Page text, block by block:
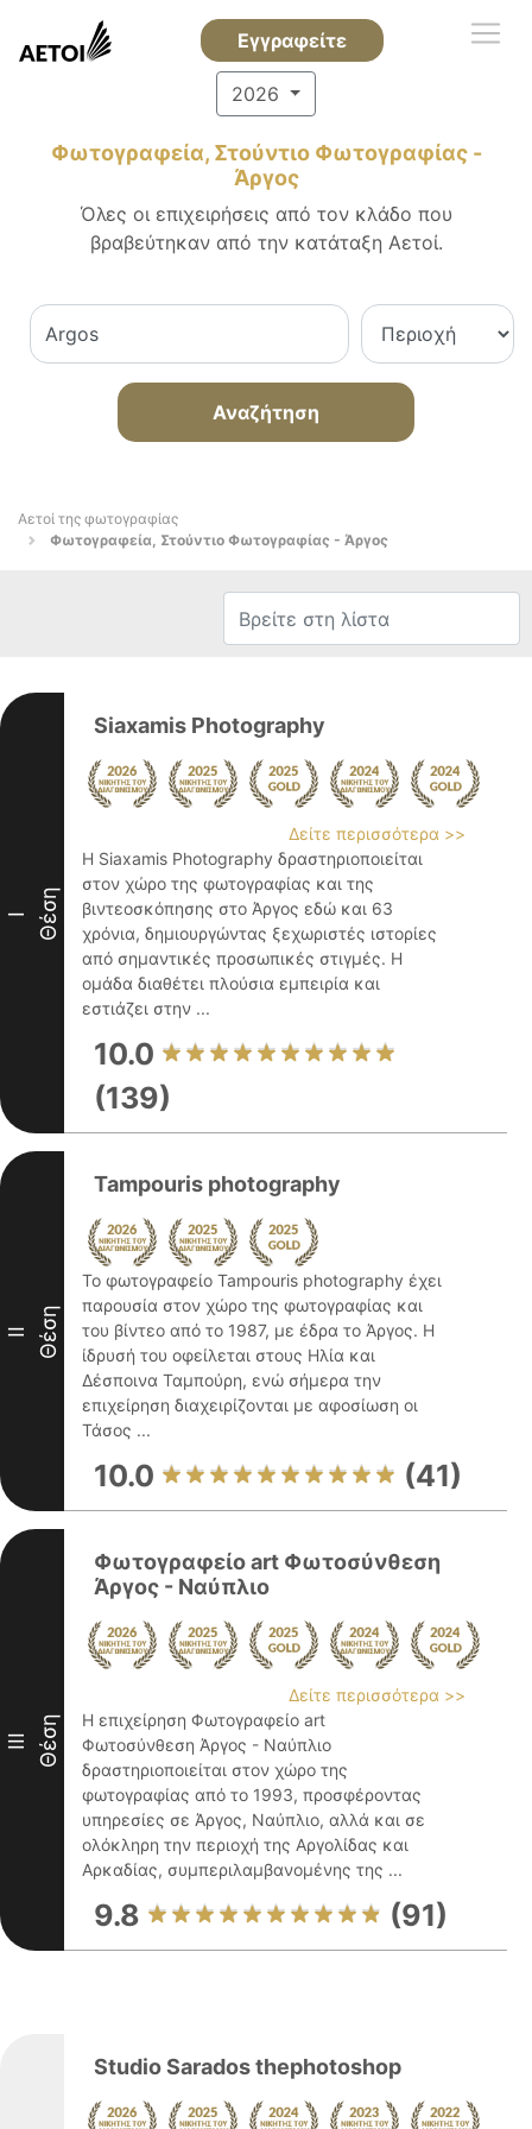
Εγγραφείτε
2026
Φωτογραφεία, Στούντιο Φωτογραφίας -
Άργος
Όλες οι επιχειρήσεις από τον κλάδο που
βραβεύτηκαν από την κατάταξη Αετοί.
Αναζήτηση
Αετοί της φωτογραφίας
Φωτογραφεία, Στούντιο Φωτογραφίας - Άργος
I Θέση
Siaxamis Photography
Δείτε περισσότερα >>
Η Siaxamis Photography δραστηριοποιείται
στον χώρο της φωτογραφίας και της
βιντεοσκόπησης στο Άργος εδώ και 63
χρόνια, δημιουργώντας ξεχωριστές ιστορίες
από σημαντικές προσωπικές στιγμές. Η
ομάδα διαθέτει πλούσια εμπειρία και
εστιάζει στην ...
10.0
(139)
II Θέση
Tampouris photography
Το φωτογραφείο Tampouris photography έχει
παρουσία στον χώρο της φωτογραφίας και
του βίντεο από το 1987, με έδρα το Άργος. Η
ίδρυσή του οφείλεται στους Ηλία και
Δέσποινα Ταμπούρη, ενώ σήμερα την
επιχείρηση διαχειρίζονται με αφοσίωση οι
Τάσος ...
10.0 (41)
III Θέση
Φωτογραφείο art Φωτοσύνθεση
Άργος - Ναύπλιο
Δείτε περισσότερα >>
Η επιχείρηση Φωτογραφείο art
Φωτοσύνθεση Άργος - Ναύπλιο
δραστηριοποιείται στον χώρο της
φωτογραφίας από το 1993, προσφέροντας
υπηρεσίες σε Άργος, Ναύπλιο, αλλά και σε
ολόκληρη την περιοχή της Αργολίδας και
Αρκαδίας, συμπεριλαμβανομένης της ...
9.8 (91)
Studio Sarados thephotoshop